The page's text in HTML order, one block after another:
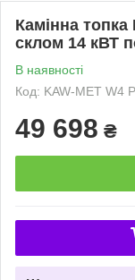
Камінна
склом 14 кВТ
В наявності
Код: KAW-MET W4
49 698 ₴